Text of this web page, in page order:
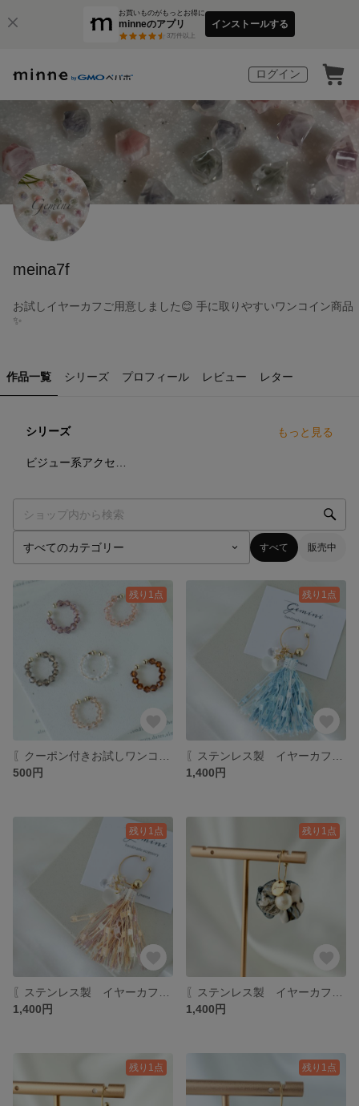
お買いものがもっとお得に
minneのアプリ
3万件以上
インストールする
ログイン
meina7f
お試しイヤーカフご用意しました😊 手に取りやすいワンコイン商品
✨
作品一覧 シリーズ プロフィール レビュー レター
シリーズ もっと見る
すべて 販売中
残り1点
500円
残り1点
1,400円
残り1点
1,400円
残り1点
1,400円
残り1点 残り1点